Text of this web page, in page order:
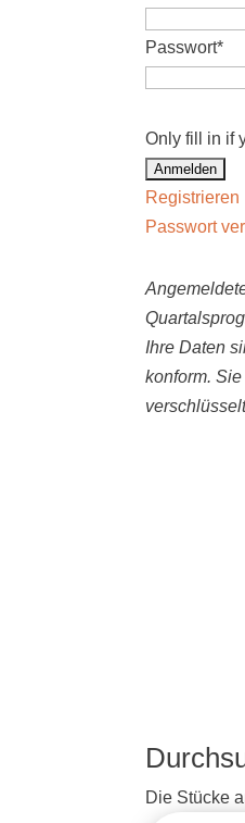
Passwort*
Only fill in if
Registrieren
Passwort
Ihre Daten
konform.
Die Stücke